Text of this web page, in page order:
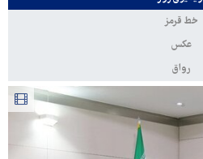
خط قرمز
عکس
رواق